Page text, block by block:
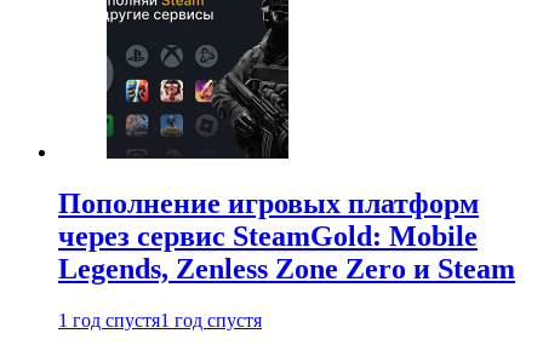
Пополнение игровых платформ
через сервис SteamGold: Mobile
Legends, Zenless Zone Zero и Steam
1 год спустя1 год спустя